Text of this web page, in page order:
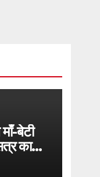
बेटी
का